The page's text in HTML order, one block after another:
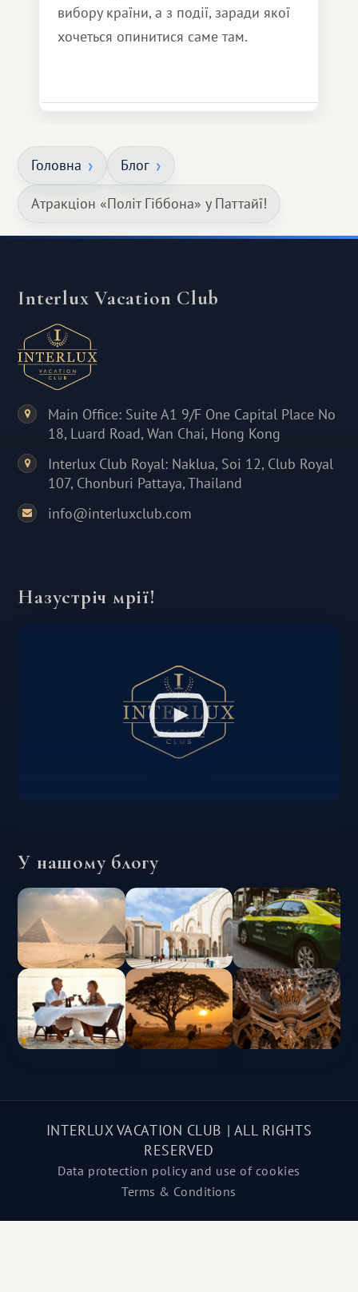
вибору країни, а з події, заради якої
хочеться опинитися саме там.
Головна Блог
Атракціон «Політ Гіббона» у Паттайї!
Interlux Vacation Club
Main Office: Suite A1 9/F One Capital Place No
18, Luard Road, Wan Chai, Hong Kong
Interlux Club Royal: Naklua, Soi 12, Club Royal
107, Chonburi Pattaya, Thailand
info@interluxclub.com
Назустріч мрії!
У нашому блогу
INTERLUX VACATION CLUB | ALL RIGHTS
RESERVED
Data protection policy and use of cookies
Terms & Conditions